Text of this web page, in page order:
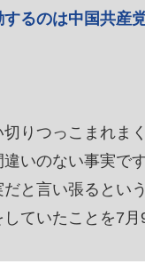
るのは中国共産
りつっこまれま
いのない事実です
と言い張るという
ていたことを7